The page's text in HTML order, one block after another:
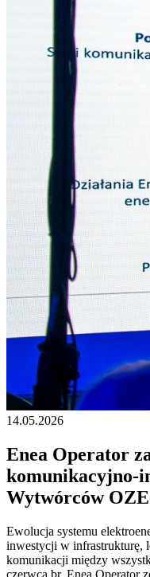
14.05.2026
Enea Operator
komunikacyjno-
Wytwórców OZE
Ewolucja systemu
inwestycji w infrastrukturę,
komunikacji między
czerwca br. Enea Operator